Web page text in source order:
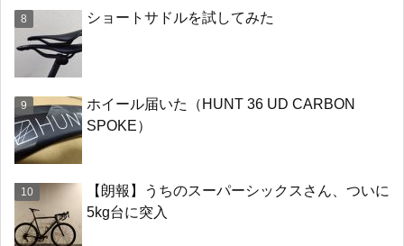
ショートサドルを試してみた
ホイール届いた（HUNT 36 UD CARBON
SPOKE）
【朗報】うちのスーパーシックスさん、ついに
5kg台に突入